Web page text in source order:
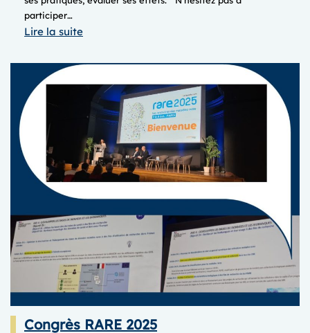
participer…
Lire la suite:
des
FATIGUES
2025
Congrès RARE 2025